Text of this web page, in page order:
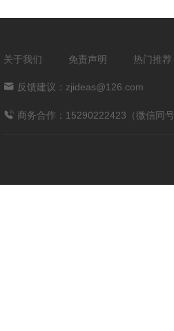
关于我们 免责声明 热门推荐
反馈建议：zjideas@126.com
商务合作：15290222423（微信同